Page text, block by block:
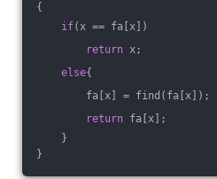
{
if(x == fa[x])
return x;
else{
fa[x] = find(fa[x]);
return fa[x];
}
}